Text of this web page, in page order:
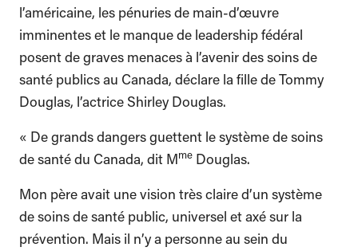
l’américaine, les pénuries de main-d’œuvre
imminentes et le manque de leadership fédéral
posent de graves menaces à l’avenir des soins de
santé publics au Canada, déclare la fille de Tommy
Douglas, l’actrice Shirley Douglas.
« De grands dangers guettent le système de soins
de santé du Canada, dit Mme Douglas.
Mon père avait une vision très claire d’un système
de soins de santé public, universel et axé sur la
prévention. Mais il n’y a personne au sein du